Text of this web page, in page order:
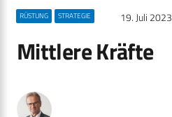
RÜSTUNG STRATEGIE 19. Juli 2023
Mittlere Kräfte